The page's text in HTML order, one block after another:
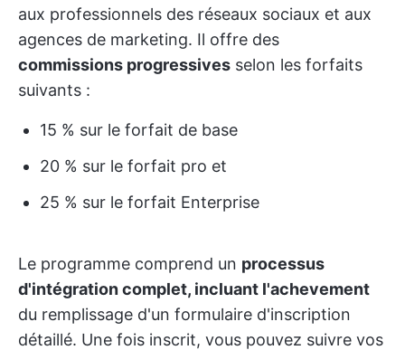
aux professionnels des réseaux sociaux et aux
agences de marketing. Il offre des
commissions progressives selon les forfaits
suivants :
15 % sur le forfait de base
20 % sur le forfait pro et
25 % sur le forfait Enterprise
Le programme comprend un processus
d'intégration complet, incluant l'achevement
du remplissage d'un formulaire d'inscription
détaillé. Une fois inscrit, vous pouvez suivre vos